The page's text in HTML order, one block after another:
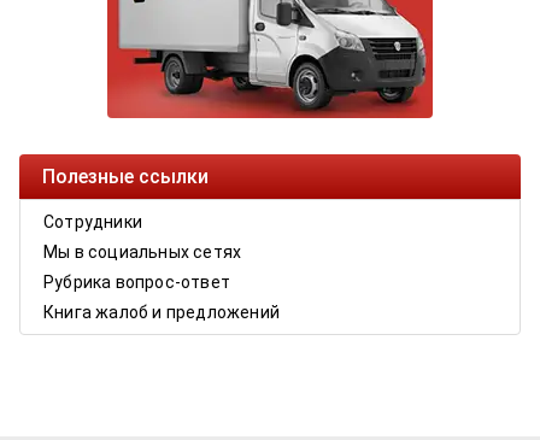
Полезные ссылки
Сотрудники
Мы в социальных сетях
Рубрика вопрос-ответ
Книга жалоб и предложений